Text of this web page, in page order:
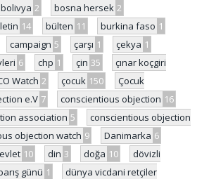
bolivya 2 bosna hersek 2
14 bülten 11 burkina faso 1
campaign 5 çarşı 1 çekya 1
6 chp 1 çin 35
çınar koçgiri
Watch 2 çocuk 150
Çocuk
e.V 7 conscientious objection 16
association 5
conscientious objection
objection watch 9 Danimarka 6
10 din 3 doğa 10
dövizli
günü 1
dünya vicdani retçiler